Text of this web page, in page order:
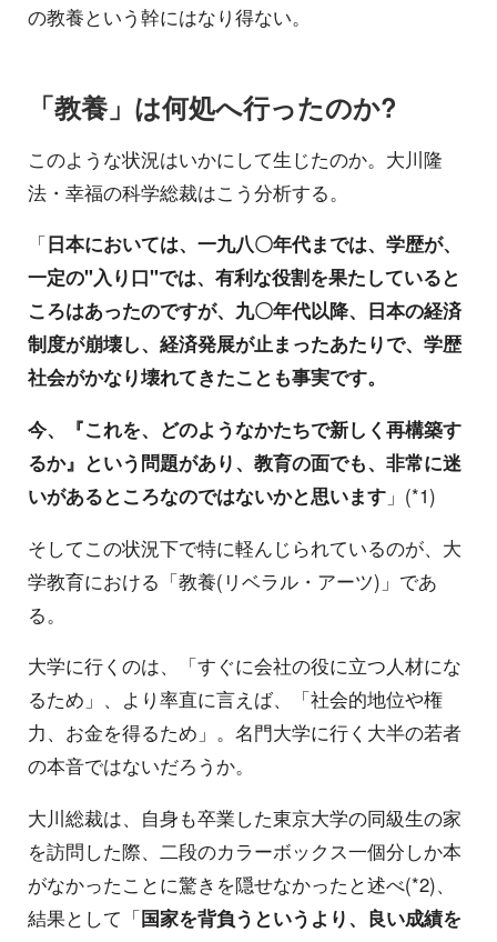
の教養という幹にはなり得ない。
「教養」は何処へ行ったのか?
このような状況はいかにして生じたのか。大川隆
法・幸福の科学総裁はこう分析する。
「日本においては、一九八〇年代までは、学歴が、
一定の"入り口"では、有利な役割を果たしていると
ころはあったのですが、九〇年代以降、日本の経済
制度が崩壊し、経済発展が止まったあたりで、学歴
社会がかなり壊れてきたことも事実です。
今、『これを、どのようなかたちで新しく再構築す
るか』という問題があり、教育の面でも、非常に迷
いがあるところなのではないかと思います 」(*1)
そしてこの状況下で特に軽んじられているのが、大
学教育における「教養(リベラル・アーツ)」であ
る。
大学に行くのは、「すぐに会社の役に立つ人材にな
るため」、より率直に言えば、「社会的地位や権
力、お金を得るため」。名門大学に行く大半の若者
の本音ではないだろうか。
大川総裁は、自身も卒業した東京大学の同級生の家
を訪問した際、二段のカラーボックス一個分しか本
がなかったことに驚きを隠せなかったと述べ(*2)、
結果として「国家を背負うというより、良い成績を